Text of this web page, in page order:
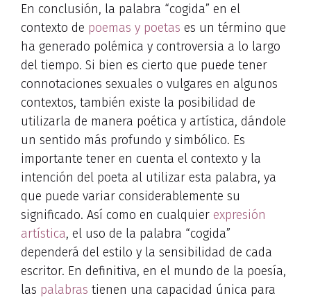
En conclusión, la palabra “cogida” en el
contexto de poemas y poetas es un término que
ha generado polémica y controversia a lo largo
del tiempo. Si bien es cierto que puede tener
connotaciones sexuales o vulgares en algunos
contextos, también existe la posibilidad de
utilizarla de manera poética y artística, dándole
un sentido más profundo y simbólico. Es
importante tener en cuenta el contexto y la
intención del poeta al utilizar esta palabra, ya
que puede variar considerablemente su
significado. Así como en cualquier expresión
artística, el uso de la palabra “cogida”
dependerá del estilo y la sensibilidad de cada
escritor. En definitiva, en el mundo de la poesía,
las palabras tienen una capacidad única para